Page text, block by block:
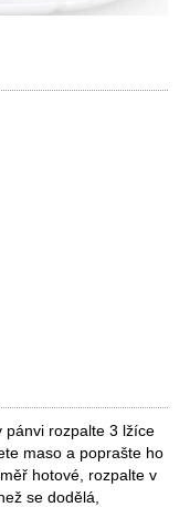
pánvi rozpalte 3 lžíce
maso a poprašte ho
hotové, rozpalte v
se dodělá,